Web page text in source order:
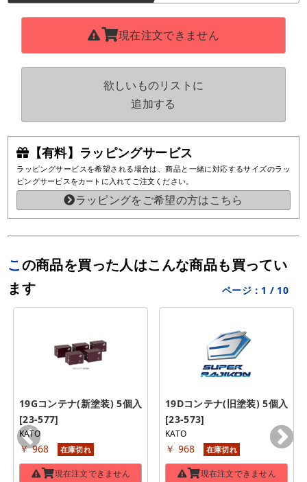
【有料】ラッピングサービス
ラッピングサービスを希望される場合は、商品と一緒に対応するサイズのラッ
ピングサービスをカートに入れてご注文ください。
ラッピングをご希望の方はこちら
現在注文できません
欲しいものリストに
追加する
この商品を買った人はこんな商品も買ってい
ます
ページ： 1 / 10
19Gコンテナ(新塗装) 5個入
[23-577]
KATO
￥ 968 在庫切れ
現在注文できません
19Dコンテナ(旧塗装) 5個入
[23-573]
KATO
￥ 968 在庫切れ
現在注文できません